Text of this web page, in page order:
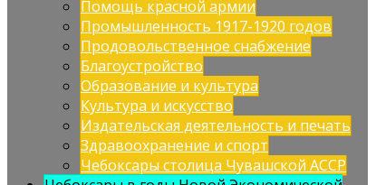
Помощь красной армии
Промышленность 1917-1920 годов
Продовольственное снабжение
Благоустройство
Образование и культура
Культура и искусство
Издательская деятельность и печать
Здравоохранение и спорт
Чебоксары столица Чувашской АССР